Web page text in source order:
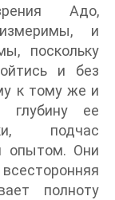
Адо,
и
поскольку
и без
к тому же и
ее
подчас
опытом. Они
полноту